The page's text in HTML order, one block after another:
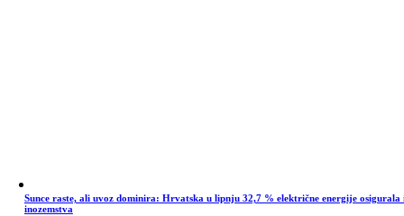
Sunce raste, ali uvoz dominira: Hrvatska u lipnju 32,7 % električne energije osigurala
inozemstva